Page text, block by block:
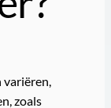
variëren,
zoals